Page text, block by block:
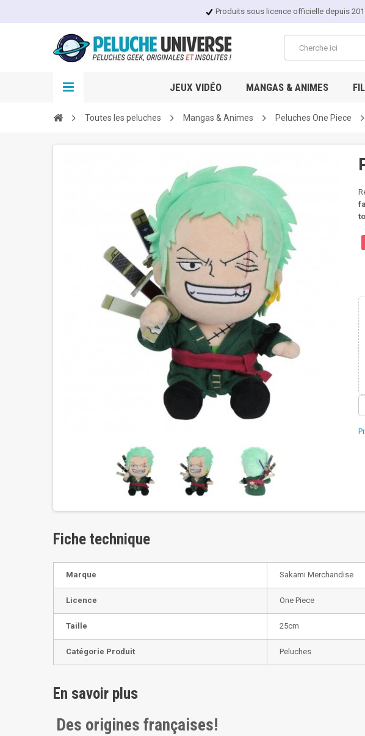
Produits sous licence officielle depuis
JEUX VIDÉO MANGAS & ANIMES
Toutes les peluches Mangas & Animes Peluches One Piece
Fiche technique
Marque Sakami Merchandise
Licence One Piece
Taille 25cm
Catégorie Produit Peluches
En savoir plus
Des origines françaises!